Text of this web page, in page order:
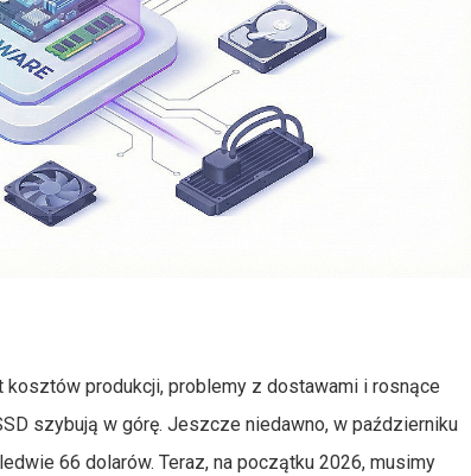
produkcji, problemy z dostawami i rosnące
szybują w górę. Jeszcze niedawno, w październiku
66 dolarów. Teraz, na początku 2026, musimy